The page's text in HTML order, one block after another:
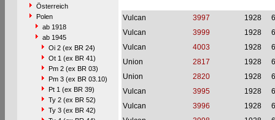
Österreich
Polen
ab 1918
ab 1945
Oi 2 (ex BR 24)
Ot 1 (ex BR 41)
Pm 2 (ex BR 03)
Pm 3 (ex BR 03.10)
Pt 1 (ex BR 39)
Ty 2 (ex BR 52)
Ty 3 (ex BR 42)
Vulcan 3997 1928
Vulcan
3999 1928
Vulcan
4003 1928
Union
2817 1928
Union
2820 1928
Vulcan
3995 1928
Vulcan
3996 1928